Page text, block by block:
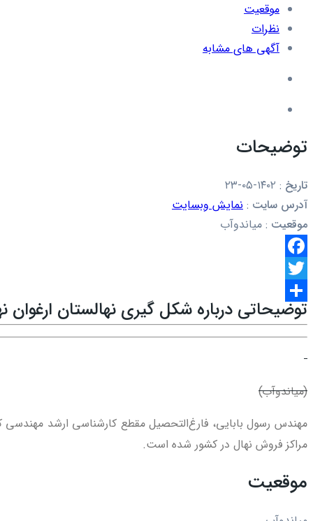
موقعیت
نظرات
آگهی های مشابه
توضیحات
تاریخ :
آدرس سایت : نمایش وبسایت
موقعیت : میاندوآب
Facebook
Twitter
اشتراک
گذاری
توضیحاتی درباره شکل گیری نهالستان ارغوان
(میاندوآب)
مهندس رسول بابایی، فارغ‌التحصیل مقطع کارشناسی ارشد مهندسی
مراکز فروش نهال در کشور شده است.
موقعیت